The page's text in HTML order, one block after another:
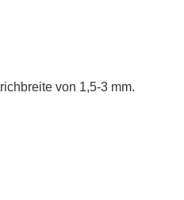
von 1,5-3 mm.